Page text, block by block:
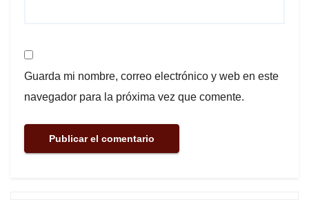
Guarda mi nombre, correo electrónico y web en este
navegador para la próxima vez que comente.